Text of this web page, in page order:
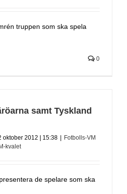
truppen som ska spela
0
samt Tyskland
oktober 2012 | 15:38 | Fotbolls-VM
kvalet
de spelare som ska